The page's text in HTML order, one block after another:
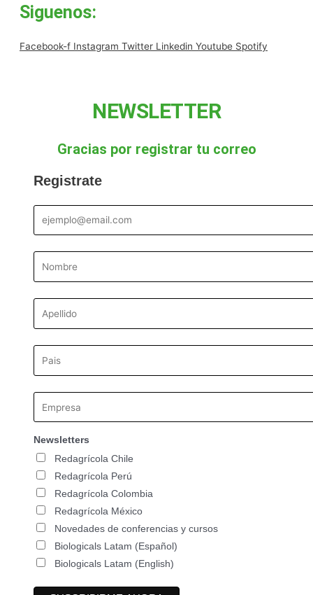
Siguenos:
Facebook-f Instagram Twitter Linkedin Youtube Spotify
NEWSLETTER
Gracias por registrar tu correo
Registrate
Newsletters
Redagrícola Chile
Redagrícola Perú
Redagrícola Colombia
Redagrícola México
Novedades de conferencias y cursos
Biologicals Latam (Español)
Biologicals Latam (English)